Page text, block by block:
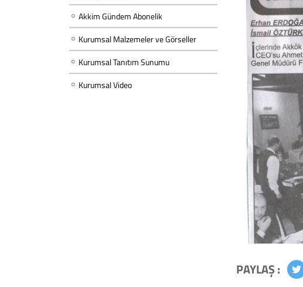
Akkim Gündem Abonelik
Kurumsal Malzemeler ve Görseller
Kurumsal Tanıtım Sunumu
Kurumsal Video
PAYLAŞ :